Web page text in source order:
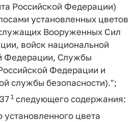
Российской Федерации)
установленных цветов
Вооруженных Сил
войск национальной
Федерации, Службы
Федерации и
службы безопасности).";
1 следующего содержания:
цвета